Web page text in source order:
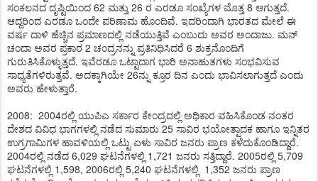
ಸಂಕಲನದ ದೃಷ್ಟಿಯಿಂದ 62 ಮತ್ತು 26 ರ ಎರಡೂ ಸಂಖ್ಯೆಗಳ ಮೊತ್ತ 8 ಆಗುತ್ತದೆ.
ಆದ್ದರಿಂದ ಎರಡೂ ಒಂದೇ ಪರಿಣಾಮ ಹೊಂದಿವೆ. ಇದರಿಂದಾಗಿ ಭಾರತದ ಮೇಲೆ ಈ
ವರ್ಷ ದಾಳಿ ಹೆಚ್ಚಿನ ಪ್ರಮಾಣದಲ್ಲಿ ನಡೆಯುತ್ತಿವೆ ಎಂಬುದು ಅವರ ಅಂದಾಜು. ಮನ್‌
ಚಂದಾ ಅವರ ಪ್ರಕಾರ 2 ಚಂದ್ರನನ್ನು ಪ್ರತಿನಿಧಿಸಿದರೆ 6 ಶುಕ್ರನೊಂದಿಗೆ
ಗುರುತಿಸಿಕೊಳ್ಳುತ್ತದೆ. ಇವೆರಡೂ ಒಟ್ಟಾದಾಗ ಭಾರಿ ಅನಾಹುತಗಳು ಸಂಭವಿಸುವ
ಸಾಧ್ಯತೆಗಳಿರುತ್ತವೆ. ಅದಕ್ಕಾಗಿಯೇ 26ನ್ನು ಕ್ರೂರ ದಿನ ಎಂದು ಭಾವಿಸಲಾಗುತ್ತದೆ ಎಂದು
ಅವರು ಹೇಳುತ್ತಾರೆ.
2008: 2004ರಲ್ಲಿ ಯುಪಿಎ ಸರ್ಕಾರ ಕೇಂದ್ರದಲ್ಲಿ ಅಧಿಕಾರ ವಹಿಸಿಕೊಂಡ ನಂತರ
ದೇಶದ ವಿವಿಧ ಭಾಗಗಳಲ್ಲಿ ನಡೆದ ಸುಮಾರು 25 ಸಾವಿರ ಭಯೋತ್ಪಾದಕ ಹಾಗೂ ಇನ್ನಿತರ
ಉಗ್ರಗಾಮಿಗಳ ಹಾವಳಿಯಲ್ಲಿ ಒಟ್ಟು ಏಳು ಸಾವಿರ ಜನರು ಪ್ರಾಣ ಕಳೆದುಕೊಂಡಿದ್ದಾರೆ.
2004ರಲ್ಲಿ ನಡೆದ 6,029 ಘಟನೆಗಳಲ್ಲಿ 1,721 ಜನರು ಸತ್ತಿದ್ದಾರೆ. 2005ರಲ್ಲಿ 5,709
ಘಟನೆಗಳಲ್ಲಿ 1,598, 2006ರಲ್ಲಿ 5,240 ಘಟನೆಗಳಲ್ಲಿ 1,352 ಜನರು ಪ್ರಾಣ